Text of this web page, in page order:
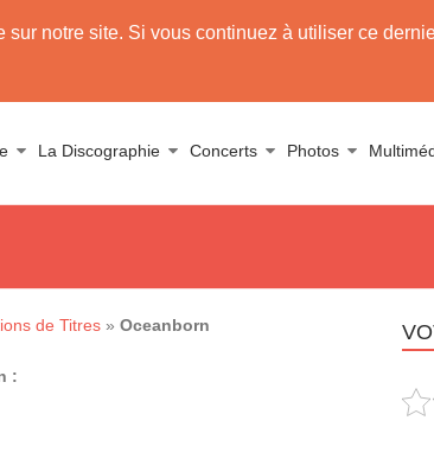
notre site. Si vous continuez à utiliser ce
La Discographie Concerts Photos
de Titres » Oceanborn
: